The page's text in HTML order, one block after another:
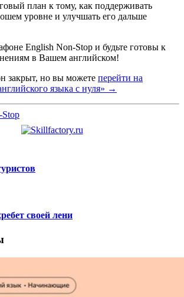
план к тому, как поддерживать
уровне и улучшать его дальше
English Non-Stop и будьте готовы к
в Вашем английском!
закрыт, но вы можете перейти на
языка с нуля» →
своей лени